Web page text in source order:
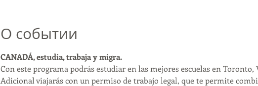
О событии
CANADÁ, estudia, trabaja y migra.
Con este programa podrás estudiar en las mejores escuelas en Toronto,
Adicional viajarás con un permiso de trabajo legal, que te permite